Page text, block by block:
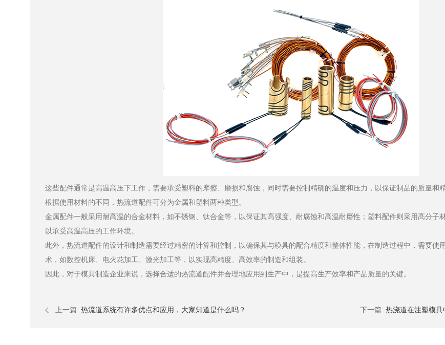
这些配件通常是高温高压下工作，需要承受塑料的摩擦、磨损和腐蚀，同时需要控制精确的温度和压力，以保证制品的质量和精
根据使用材料的不同，热流道配件可分为金属和塑料两种类型。
金属配件一般采用耐高温的合金材料，如不锈钢、钛合金等，以保证其高强度、耐腐蚀和高温耐磨性；塑料配件则采用高分子
以承受高温高压的工作环境。
此外，热流道配件的设计和制造需要经过精密的计算和控制，以确保其与模具的配合精度和整体性能，在制造过程中，需要使
术，如数控机床、电火花加工、激光加工等，以实现高精度、高效率的制造和组装。
因此，对于模具制造企业来说，选择合适的热流道配件并合理地应用到生产中，是提高生产效率和产品质量的关键。
上一篇: 热流道系统有许多优点和应用，大家知道是什么吗？ 下一篇: 热浇道在注塑模具